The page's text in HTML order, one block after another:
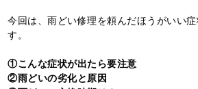
今回は、雨どい修理を頼んだほうがいい
す。
①こんな症状が出たら要注意
②雨どいの劣化と原因